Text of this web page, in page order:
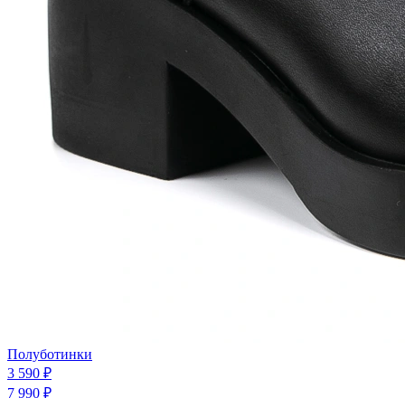
Полуботинки
3 590 ₽
7 990 ₽